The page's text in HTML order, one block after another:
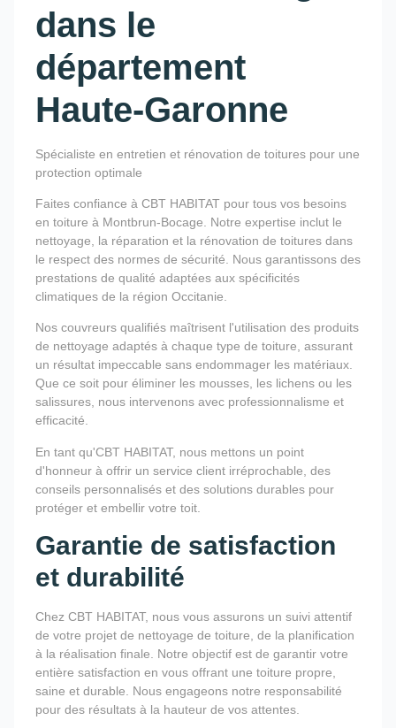
dans le
département
Haute-Garonne
Spécialiste en entretien et rénovation de toitures pour une
protection optimale
Faites confiance à CBT HABITAT pour tous vos besoins
en toiture à Montbrun-Bocage. Notre expertise inclut le
nettoyage, la réparation et la rénovation de toitures dans
le respect des normes de sécurité. Nous garantissons des
prestations de qualité adaptées aux spécificités
climatiques de la région Occitanie.
Nos couvreurs qualifiés maîtrisent l'utilisation des produits
de nettoyage adaptés à chaque type de toiture, assurant
un résultat impeccable sans endommager les matériaux.
Que ce soit pour éliminer les mousses, les lichens ou les
salissures, nous intervenons avec professionnalisme et
efficacité.
En tant qu'CBT HABITAT, nous mettons un point
d'honneur à offrir un service client irréprochable, des
conseils personnalisés et des solutions durables pour
protéger et embellir votre toit.
Garantie de satisfaction
et durabilité
Chez CBT HABITAT, nous vous assurons un suivi attentif
de votre projet de nettoyage de toiture, de la planification
à la réalisation finale. Notre objectif est de garantir votre
entière satisfaction en vous offrant une toiture propre,
saine et durable. Nous engageons notre responsabilité
pour des résultats à la hauteur de vos attentes.